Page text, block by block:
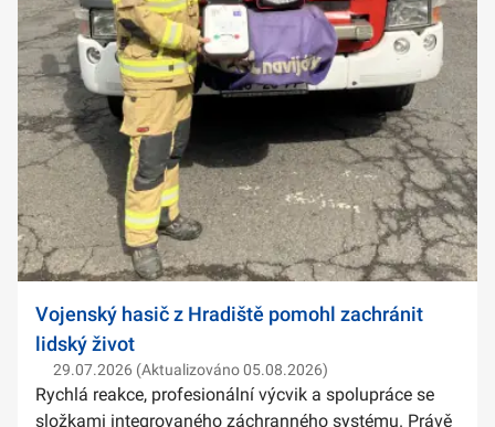
Vojenský hasič z Hradiště pomohl zachránit
lidský život
29.07.2026 (Aktualizováno 05.08.2026)
Rychlá reakce, profesionální výcvik a spolupráce se
složkami integrovaného záchranného systému. Právě